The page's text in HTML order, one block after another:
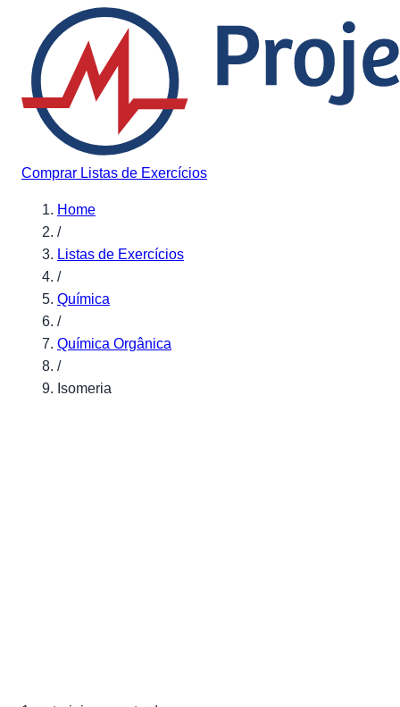
Pular para o conteúdo
Comprar Listas de Exercícios
Home
/
Listas de Exercícios
/
Química
/
Química Orgânica
/
Isomeria